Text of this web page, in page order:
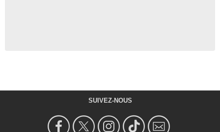
SUIVEZ-NOUS